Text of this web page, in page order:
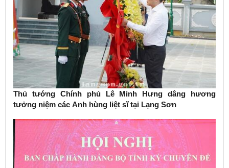
Thủ tướng Chính phủ Lê Minh Hưng dâng hương
tưởng niệm các Anh hùng liệt sĩ tại Lạng Sơn